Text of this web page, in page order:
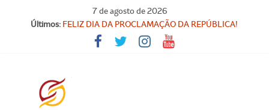
7 de agosto de 2026
Últimos: FELIZ DIA DA PROCLAMAÇÃO DA REPÚBLICA!
Parabéns, Convocados!
Feliz dia do Professor!
SINDICATO FORTE, VOCÊ FORTE!